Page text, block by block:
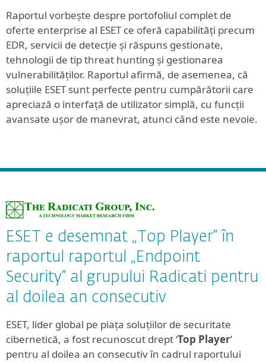
Raportul vorbește despre portofoliul complet de
oferte enterprise al ESET ce oferă capabilități precum
EDR, servicii de detecție și răspuns gestionate,
tehnologii de tip threat hunting și gestionarea
vulnerabilităților. Raportul afirmă, de asemenea, că
soluțiile ESET sunt perfecte pentru cumpărătorii care
apreciază o interfață de utilizator simplă, cu funcții
avansate ușor de manevrat, atunci când este nevoie.
ESET e desemnat „Top Player” în
raportul raportul „Endpoint
Security” al grupului Radicati pentru
al doilea an consecutiv
ESET, lider global pe piața soluțiilor de securitate
cibernetică, a fost recunoscut drept ‘Top Player’
pentru al doilea an consecutiv în cadrul raportului